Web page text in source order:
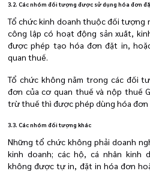
3.2. Các nhóm đối tượng được sử dụng hóa đơn
Tổ chức kinh doanh thuộc đối tượng
công lập có hoạt động sản xuất,
được phép tạo hóa đơn đặt in,
quan thuế.
Tổ chức không nằm trong các đối
đơn của cơ quan thuế và nộp thuế
trừ thuế thì được phép dùng hóa đơn
3.3. Các nhóm đối tượng khác
Những tổ chức không phải doanh
kinh doanh; các hộ, cá nhân kinh
không được tự in, đặt in hóa đơn